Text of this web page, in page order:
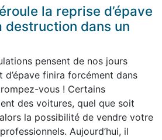
la reprise d’épave
destruction dans un
pensent de nos jours
d’épave finira forcément dans
vous ! Certains
des voitures, quel que soit
la possibilité de vendre votre
Aujourd’hui, il